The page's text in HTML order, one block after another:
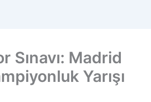
Sınavı: Madrid
Yarışı